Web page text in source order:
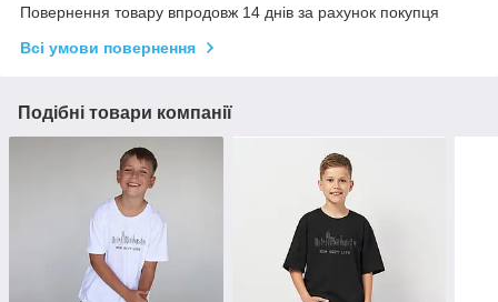
Повернення товару впродовж 14 днів за рахунок покупця
Всі умови повернення
Подібні товари компанії